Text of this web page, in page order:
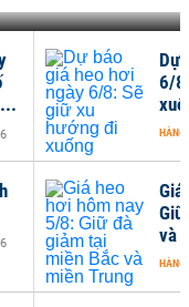
Dự
6/
HÀNG
và
HÀNG